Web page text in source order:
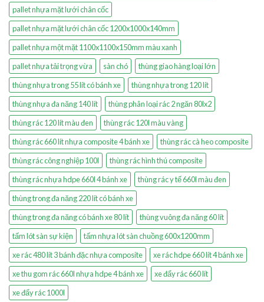
pallet nhựa mặt lưới chân cốc
pallet nhựa mặt lưới chân cốc 1200x1000x140mm
pallet nhựa một mặt 1100x1100x150mm màu xanh
pallet nhựa tải trọng vừa
sàn chó
thùng giao hàng loại lớn
thùng nhựa trong 55 lít có bánh xe
thùng nhựa trong 120 lít
thùng nhựa đa năng 140 lít
thùng phân loại rác 2 ngăn 80lx2
thùng rác 120 lít màu đen
thùng rác 120l màu vàng
thùng rác 660 lít nhựa composite 4 bánh xe
thùng rác cà heo composite
thùng rác công nghiệp 100l
thùng rác hình thú composite
thùng rác nhựa hdpe 660l 4 bánh xe
thùng rác y tế 660l màu đen
thùng trong đa năng 220 lít có bánh xe
thùng trong đa năng có bánh xe 80 lít
thùng vuông đa năng 60 lít
tấm lót sàn sự kiện
tấm nhựa lót sàn chuồng 600x1200mm
xe rác 480 lít 3 bánh đặc nhựa composite
xe rác hdpe 660 lít 4 bánh xe
xe thu gom rác 660l nhựa hdpe 4 bánh xe
xe đẩy rác 660 lít
xe đẩy rác 1000l